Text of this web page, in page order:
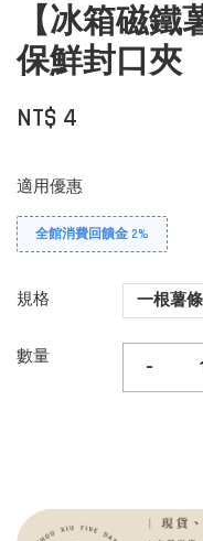
【冰箱磁
保鮮封口夾
NT$ 4
適用優惠
全館消費回饋金 2%
規格 一根薯條
數量 -